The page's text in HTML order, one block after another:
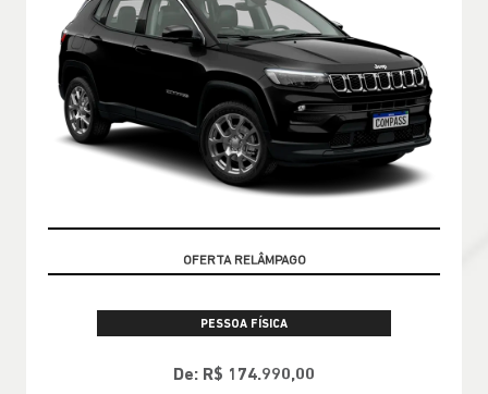
VALOR COM SEU USADO NA TROCA
PESSOA FÍSICA
De: R$ 174.990,00